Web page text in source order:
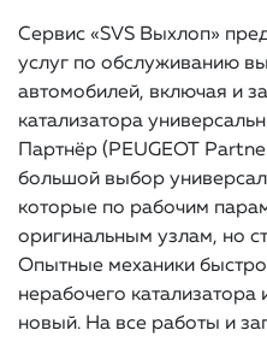
Сервис «SVS Выхлоп»
услуг по обслуживанию
автомобилей, включая и
катализатора
Партнёр (PEUGEOT
большой выбор
которые по рабочим
оригинальным узлам, но
Опытные механики
нерабочего катализатора
новый. На все работы и